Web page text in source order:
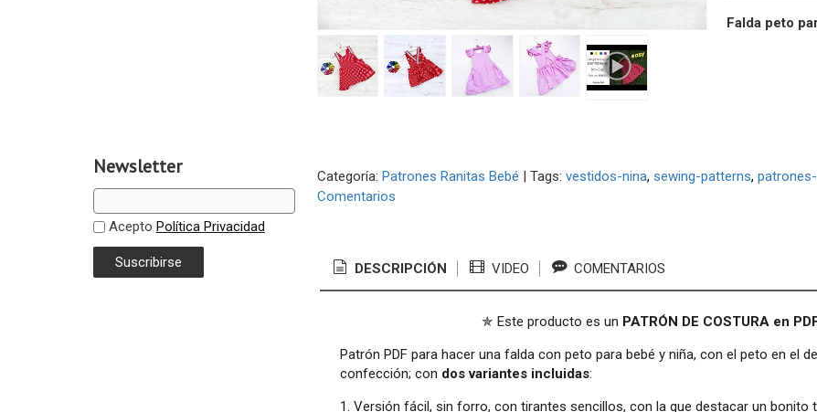
Newsletter
Acepto Política Privacidad
Falda peto
Categoría: Patrones Ranitas Bebé | Tags: vestidos-nina sewing-patterns
Comentarios
DESCRIPCIÓN VIDEO COMENTARIOS
✯ Este producto es un PATRÓN DE COSTURA en
Patrón PDF para hacer una falda con peto para bebé y niña, con el peto en el
confección; con dos variantes incluidas:
1. Versión fácil, sin forro, con tirantes sencillos, con la que destacar un bonito